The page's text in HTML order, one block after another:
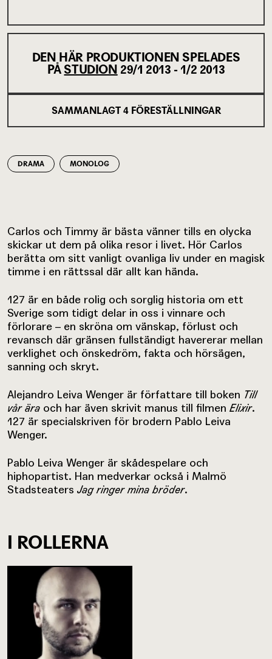
DEN HÄR PRODUKTIONEN SPELADES
PÅ STUDION 29/1 2013 - 1/2 2013
SAMMANLAGT 4FÖRESTÄLLNINGAR
DRAMA MONOLOG
Carlos och Timmy är bästa vänner tills en olycka
skickar ut dem på olika resor i livet. Hör Carlos
berätta om sitt vanligt ovanliga liv under en magisk
timme i en rättssal där allt kan hända.
127 är en både rolig och sorglig historia om ett
Sverige som tidigt delar in oss i vinnare och
förlorare – en skröna om vänskap, förlust och
revansch där gränsen fullständigt havererar mellan
verklighet och önskedröm, fakta och hörsägen,
sanning och skryt.
Alejandro Leiva Wenger är författare till boken Till
vår ära och har även skrivit manus till filmen Elixir.
127 är specialskriven för brodern Pablo Leiva
Wenger.
Pablo Leiva Wenger är skådespelare och
hiphopartist. Han medverkar också i Malmö
Stadsteaters Jag ringer mina bröder.
I ROLLERNA